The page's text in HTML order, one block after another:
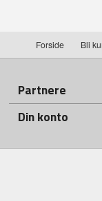
Forside Bli
Partnere
Din konto